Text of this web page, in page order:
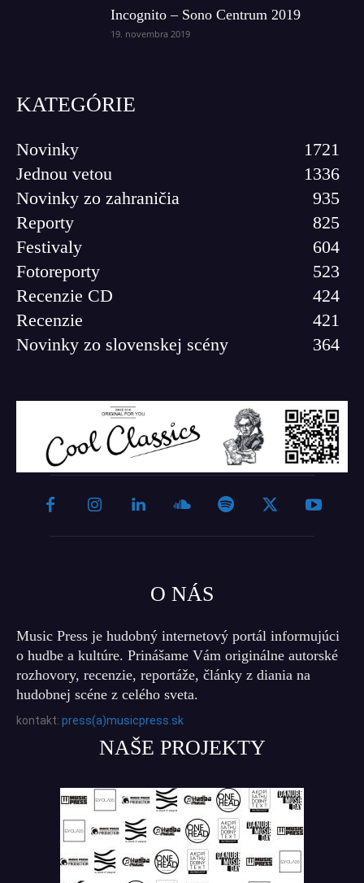
Incognito – Sono Centrum 2019
19. novembra 2019
KATEGÓRIE
Novinky
1721
Jednou vetou
1336
Novinky zo zahraničia
935
Reporty
825
Festivaly
604
Fotoreporty
523
Recenzie CD
424
Recenzie
421
Novinky zo slovenskej scény
364
O NÁS
Music Press je hudobný internetový portál informujúci
o hudbe a kultúre. Prinášame Vám originálne autorské
rozhovory, recenzie, reportáže, články z diania na
hudobnej scéne z celého sveta.
kontakt: press(a)musicpress.sk
NAŠE PROJEKTY